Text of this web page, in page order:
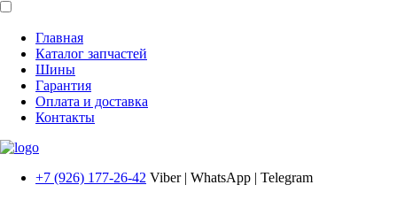
Главная
Каталог запчастей
Шины
Гарантия
Оплата и доставка
Контакты
+7 (926) 177-26-42 Viber | WhatsApp | Telegram